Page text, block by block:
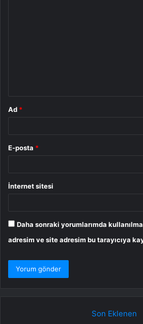
Ad *
E-posta *
İnternet sitesi
Daha sonraki yorumlarımda
adresim ve site adresim bu tarayıcıya
Son Eklenen